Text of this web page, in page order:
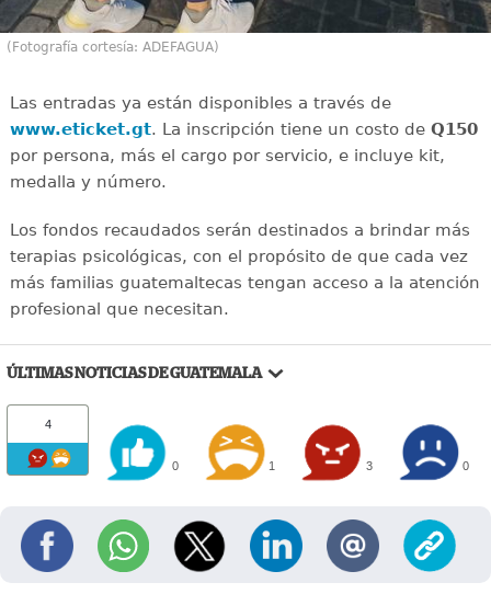
(Fotografía cortesía: ADEFAGUA)
Las entradas ya están disponibles a través de
www.eticket.gt. La inscripción tiene un costo de Q150
por persona, más el cargo por servicio, e incluye kit,
medalla y número.
Los fondos recaudados serán destinados a brindar más
terapias psicológicas, con el propósito de que cada vez
más familias guatemaltecas tengan acceso a la atención
profesional que necesitan.
ÚLTIMAS NOTICIAS DE GUATEMALA
4
0 1 3 0